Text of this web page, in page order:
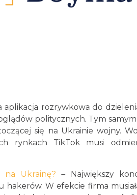
aplikacja rozrywkowa do
politycznych. Tym
się na Ukrainie wojny.
rynkach TikTok musi
na Ukrainę? – Największy
hakerów. W efekcie firma